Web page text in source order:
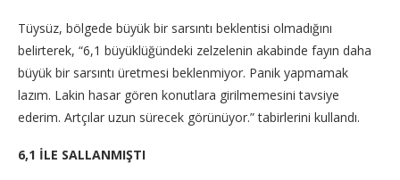
Tüysüz, bölgede büyük bir sarsıntı beklentisi olmadığını
belirterek, “6,1 büyüklüğündeki zelzelenin akabinde fayın daha
büyük bir sarsıntı üretmesi beklenmiyor. Panik yapmamak
lazım. Lakin hasar gören konutlara girilmemesini tavsiye
ederim. Artçılar uzun sürecek görünüyor.” tabirlerini kullandı.
6,1 İLE SALLANMIŞTI